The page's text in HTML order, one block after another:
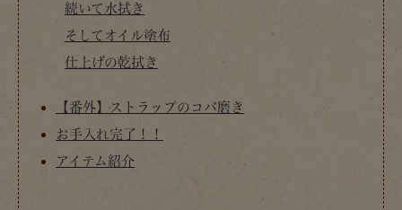
続いて水拭き
そしてオイル塗布
仕上げの乾拭き
【番外】ストラップのコバ磨き
お手入れ完了！！
アイテム紹介